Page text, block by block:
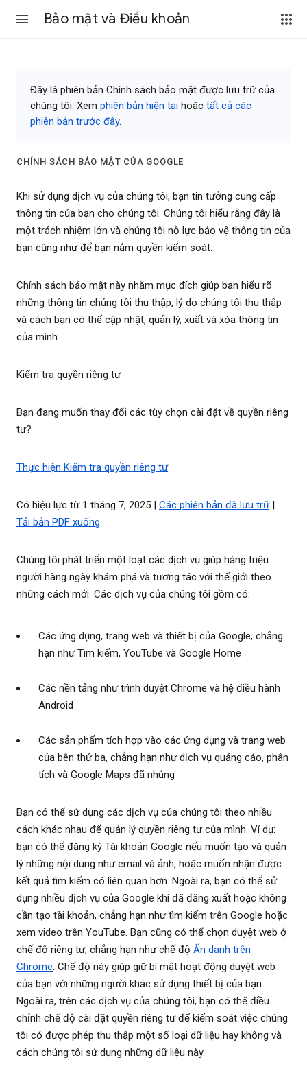
Bảo mật và Điều khoản
Đây là phiên bản Chính sách bảo mật được lưu trữ của
chúng tôi. Xem phiên bản hiện tại hoặc tất cả các
phiên bản trước đây.
CHÍNH SÁCH BẢO MẬT CỦA GOOGLE
Khi sử dụng dịch vụ của chúng tôi, bạn tin tưởng cung cấp
thông tin của bạn cho chúng tôi. Chúng tôi hiểu rằng đây là
một trách nhiệm lớn và chúng tôi nỗ lực bảo vệ thông tin của
bạn cũng như để bạn nắm quyền kiểm soát.
Chính sách bảo mật này nhằm mục đích giúp bạn hiểu rõ
những thông tin chúng tôi thu thập, lý do chúng tôi thu thập
và cách bạn có thể cập nhật, quản lý, xuất và xóa thông tin
của mình.
Kiểm tra quyền riêng tư
Bạn đang muốn thay đổi các tùy chọn cài đặt về quyền riêng
tư?
Thực hiện Kiểm tra quyền riêng tư
Có hiệu lực từ 1 tháng 7, 2025 | Các phiên bản đã lưu trữ|
Tải bản PDF xuống
Chúng tôi phát triển một loạt các dịch vụ giúp hàng triệu
người hàng ngày khám phá và tương tác với thế giới theo
những cách mới. Các dịch vụ của chúng tôi gồm có:
Các ứng dụng, trang web và thiết bị của Google, chẳng
hạn như Tìm kiếm, YouTube và Google Home
Các nền tảng như trình duyệt Chrome và hệ điều hành
Android
Các sản phẩm tích hợp vào các ứng dụng và trang web
của bên thứ ba, chẳng hạn như dịch vụ quảng cáo, phân
tích và Google Maps đã nhúng
Bạn có thể sử dụng các dịch vụ của chúng tôi theo nhiều
cách khác nhau để quản lý quyền riêng tư của mình. Ví dụ:
bạn có thể đăng ký Tài khoản Google nếu muốn tạo và quản
lý những nội dung như email và ảnh, hoặc muốn nhận được
kết quả tìm kiếm có liên quan hơn. Ngoài ra, bạn có thể sử
dụng nhiều dịch vụ của Google khi đã đăng xuất hoặc không
cần tạo tài khoản, chẳng hạn như tìm kiếm trên Google hoặc
xem video trên YouTube. Bạn cũng có thể chọn duyệt web ở
chế độ riêng tư, chẳng hạn như chế độ Ẩn danh trên
Chrome. Chế độ này giúp giữ bí mật hoạt động duyệt web
của bạn với những người khác sử dụng thiết bị của bạn.
Ngoài ra, trên các dịch vụ của chúng tôi, bạn có thể điều
chỉnh chế độ cài đặt quyền riêng tư để kiểm soát việc chúng
tôi có được phép thu thập một số loại dữ liệu hay không và
cách chúng tôi sử dụng những dữ liệu này.